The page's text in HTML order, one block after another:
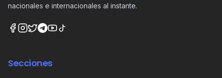
nacionales e internacionales al instante.
Secciones